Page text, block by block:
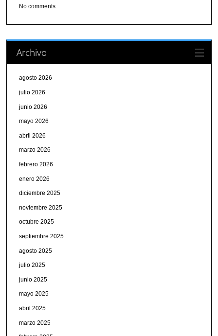
No comments.
Archivo
agosto 2026
julio 2026
junio 2026
mayo 2026
abril 2026
marzo 2026
febrero 2026
enero 2026
diciembre 2025
noviembre 2025
octubre 2025
septiembre 2025
agosto 2025
julio 2025
junio 2025
mayo 2025
abril 2025
marzo 2025